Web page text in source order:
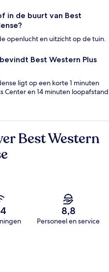
in de buurt van Best
openlucht en uitzicht op de tuin.
Best Western Plus
ligt op een korte 1 minuten
Center en 14 minuten loopafstand
Best Western
8,8
Personeel en service